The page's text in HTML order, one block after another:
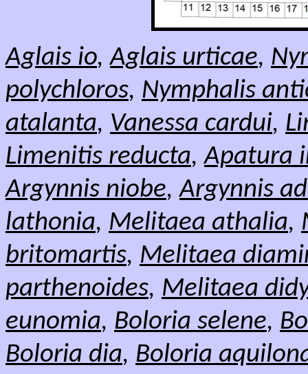
Aglais io,Aglais urticae,
polychloros, Nymphalis
atalanta, Vanessa cardui,
Limenitis reducta,Apatura
Argynnis niobe,Argynnis
lathonia, Melitaea athalia,
britomartis, Melitaea
parthenoides, Melitaea
eunomia, Boloria selene,
Boloria dia, Boloria